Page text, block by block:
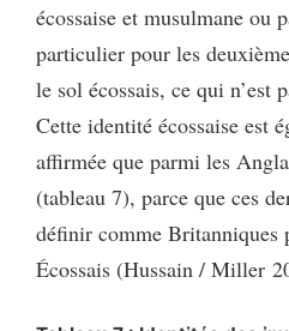
écossaise et musulmane ou
particulier pour les
le sol écossais, ce qui n’est
Cette identité écossaise est
affirmée que parmi les
(tableau 7), parce que ces
définir comme Britanniques
Écossais (Hussain / Miller